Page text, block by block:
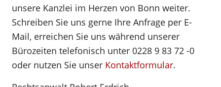
unsere Kanzlei im Herzen von Bonn weiter.
Schreiben Sie uns gerne Ihre Anfrage per E-
Mail, erreichen Sie uns während unserer
Bürozeiten telefonisch unter 0228 9 83 72 -0
oder nutzen Sie unser Kontaktformular.